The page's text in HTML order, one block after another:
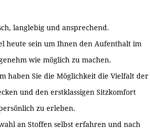
langlebig und ansprechend.
heute sein um Ihnen den Aufenthalt im
wie möglich zu machen.
haben Sie die Möglichkeit die Vielfalt der
und den erstklassigen Sitzkomfort
zu erleben.
an Stoffen selbst erfahren und nach